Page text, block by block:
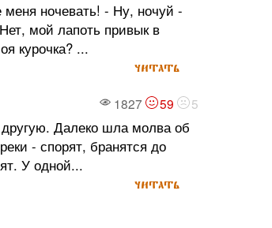
ночевать! - Ну, ночуй -
мой лапоть привык в
курочка? ...
читать
1827 59 5
Далеко шла молва об
- спорят, бранятся до
У одной...
читать